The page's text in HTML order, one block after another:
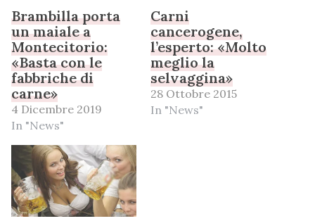
Brambilla porta
un maiale a
Montecitorio:
«Basta con le
fabbriche di
carne»
4 Dicembre 2019
In "News"
Carni
cancerogene,
l’esperto: «Molto
meglio la
selvaggina»
28 Ottobre 2015
In "News"